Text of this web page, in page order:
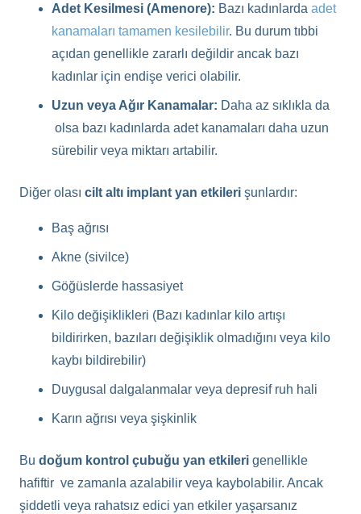
Adet Kesilmesi (Amenore): Bazı kadınlarda adet
kanamaları tamamen kesilebilir. Bu durum tıbbi
açıdan genellikle zararlı değildir ancak bazı
kadınlar için endişe verici olabilir.
Uzun veya Ağır Kanamalar: Daha az sıklıkla da
olsa bazı kadınlarda adet kanamaları daha uzun
sürebilir veya miktarı artabilir.
Diğer olası cilt altı implant yan etkileri şunlardır:
Baş ağrısı
Akne (sivilce)
Göğüslerde hassasiyet
Kilo değişiklikleri (Bazı kadınlar kilo artışı
bildirirken, bazıları değişiklik olmadığını veya kilo
kaybı bildirebilir)
Duygusal dalgalanmalar veya depresif ruh hali
Karın ağrısı veya şişkinlik
Bu doğum kontrol çubuğu yan etkileri genellikle
hafiftir ve zamanla azalabilir veya kaybolabilir. Ancak
şiddetli veya rahatsız edici yan etkiler yaşarsanız